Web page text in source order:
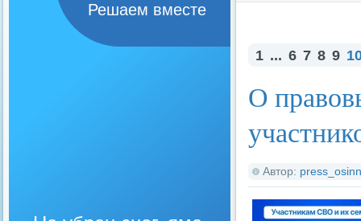
1 ... 6 7 8 9
О
Автор:
Решаем вместе